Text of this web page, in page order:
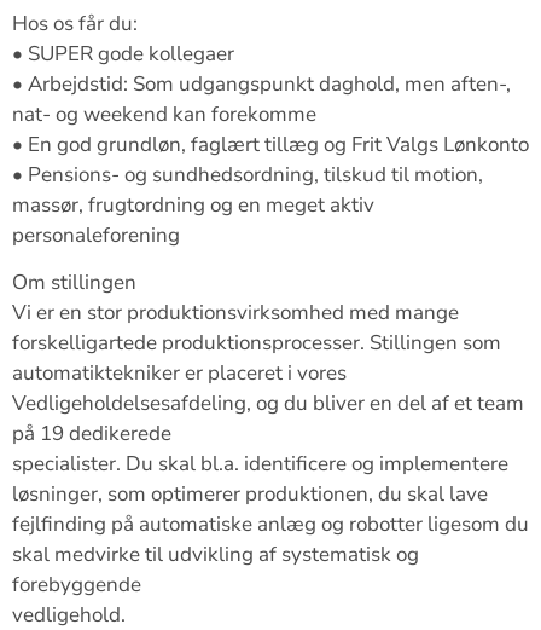
Hos os får du:
• SUPER gode kollegaer
• Arbejdstid: Som udgangspunkt daghold, men aften-,
nat- og weekend kan forekomme
• En god grundløn, faglært tillæg og Frit Valgs Lønkonto
• Pensions- og sundhedsordning, tilskud til motion,
massør, frugtordning og en meget aktiv
personaleforening
Om stillingen
Vi er en stor produktionsvirksomhed med mange
forskelligartede produktionsprocesser. Stillingen som
automatiktekniker er placeret i vores
Vedligeholdelsesafdeling, og du bliver en del af et team
på 19 dedikerede
specialister. Du skal bl.a. identificere og implementere
løsninger, som optimerer produktionen, du skal lave
fejlfinding på automatiske anlæg og robotter ligesom du
skal medvirke til udvikling af systematisk og
forebyggende
vedligehold.